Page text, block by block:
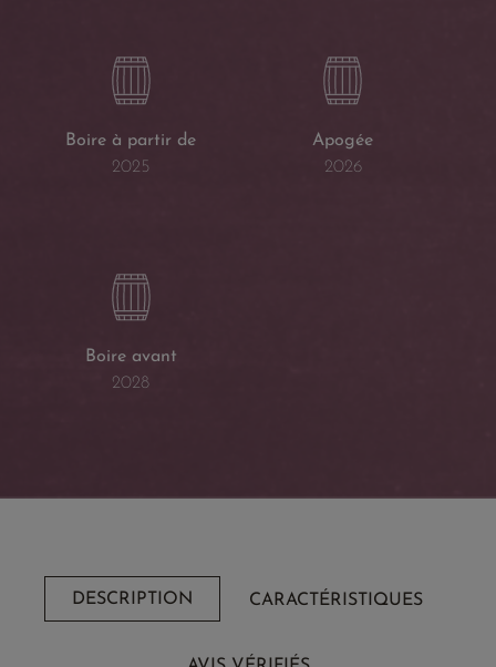
Boire à partir de
2025
Apogée
2026
Boire avant
2028
DESCRIPTION CARACTÉRISTIQUES